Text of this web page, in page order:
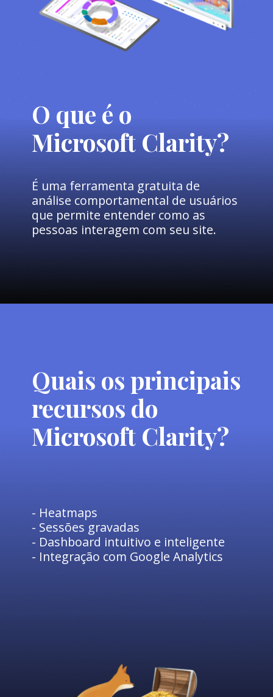
O que é o
Microsoft Clarity?
É uma ferramenta gratuita de
análise comportamental de usuários
que permite entender como as
pessoas interagem com seu site.
Quais os principais
recursos do
Microsoft Clarity?
- Heatmaps
- Sessões gravadas
- Dashboard intuitivo e inteligente
- Integração com Google Analytics